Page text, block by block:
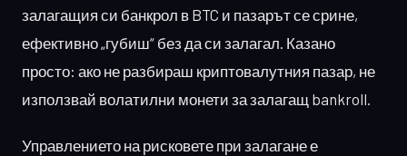
залагащия си банкрол в BTC и пазарът се срине,
ефективно „губиш“ без да си залагал. Казано
просто: ако не разбираш криптовалутния пазар, не
използвай волатилни монети за залагащ bankroll.
Управлението на рисковете при залагане е